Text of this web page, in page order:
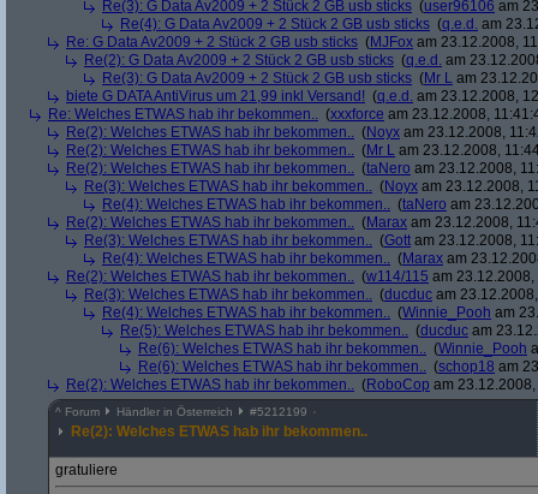
Re(3): G Data Av2009 + 2 Stück 2 GB usb sticks (user96106 am
Re(4): G Data Av2009 + 2 Stück 2 GB usb sticks (q.e.d. am
Re: G Data Av2009 + 2 Stück 2 GB usb sticks (MJFox am 23.12.2008,
Re(2): G Data Av2009 + 2 Stück 2 GB usb sticks (q.e.d. am
Re(3): G Data Av2009 + 2 Stück 2 GB usb sticks (Mr L am
biete G DATA AntiVirus um 21,99 inkl Versand! (q.e.d. am 23.12.2008,
Re: Welches ETWAS hab ihr bekommen.. (xxxforce am 23.12.2008,
Re(2): Welches ETWAS hab ihr bekommen.. (Noyx am 23.12.2008,
Re(2): Welches ETWAS hab ihr bekommen.. (Mr L am 23.12.2008,
Re(2): Welches ETWAS hab ihr bekommen.. (taNero am 23.12.2008,
Re(3): Welches ETWAS hab ihr bekommen.. (Noyx am 23.12.2008,
Re(4): Welches ETWAS hab ihr bekommen.. (taNero am
Re(2): Welches ETWAS hab ihr bekommen.. (Marax am 23.12.2008,
Re(3): Welches ETWAS hab ihr bekommen.. (Gott am 23.12.2008,
Re(4): Welches ETWAS hab ihr bekommen.. (Marax am
Re(2): Welches ETWAS hab ihr bekommen.. (w114/115 am 23.12.2008,
Re(3): Welches ETWAS hab ihr bekommen.. (ducduc am
Re(4): Welches ETWAS hab ihr bekommen.. (Winnie_Pooh am
Re(5): Welches ETWAS hab ihr bekommen.. (ducduc am
Re(6): Welches ETWAS hab ihr bekommen.. (Winnie_Pooh
Re(6): Welches ETWAS hab ihr bekommen.. (schop18 am
Re(2): Welches ETWAS hab ihr bekommen.. (RoboCop am
^ Forum Händler in Österreich #5212199
Re(2): Welches ETWAS hab ihr bekommen..
gratuliere